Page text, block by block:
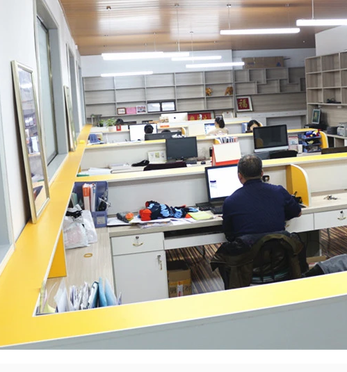
all'aperto
12-11 14:58:42
calzini, è l'ultima
sport sudore piedi sono
il suo nome, la funzione
Forza di introduzione di fabbrica
2016-09-24 11:41:01